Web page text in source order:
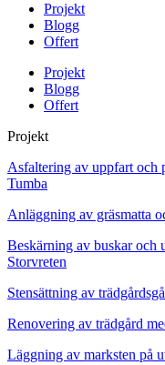
Projekt
Blogg
Offert
Projekt
Blogg
Offert
Projekt
Asfaltering av uppfart och
Tumba
Anläggning av gräsmatta
Beskärning av buskar och
Storvreten
Stensättning av
Renovering av trädgård
Läggning av marksten på